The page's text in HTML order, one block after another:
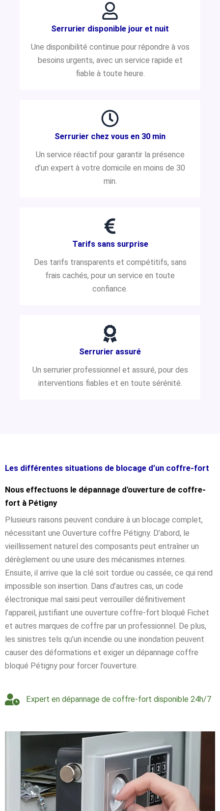
Serrurier disponible jour et nuit
Une disponibilité continue pour répondre à vos
besoins urgents, avec un service rapide et
fiable à toute heure.
Serrurier chez vous en 30 min
Un service réactif pour garantir la présence
d’un expert à votre domicile en moins de 30
min.
Tarifs sans surprise
Des tarifs transparents et compétitifs, sans
frais cachés, pour un service en toute
confiance.
Serrurier assuré
Un serrurier professionnel et assuré, pour des
interventions fiables et en toute sérénité.
Les différentes situations de blocage d’un coffre-fort
Nous effectuons le dépannage d'ouverture de coffre-
fort à Pétigny
Plusieurs raisons peuvent conduire à un blocage complet,
nécessitant une Ouverture coffre Pétigny. D’abord, le
vieillissement naturel des composants peut entraîner un
dérèglement ou une usure des mécanismes internes.
Ensuite, il arrive que la clé soit tordue ou cassée, ce qui rend
impossible son insertion. Dans d’autres cas, un code
électronique mal saisi peut verrouiller définitivement
l’appareil, justifiant une ouverture coffre-fort bloqué Fichet
et autres marques de coffre par un professionnel. De plus,
les sinistres tels qu’un incendie ou une inondation peuvent
causer des déformations et exiger un dépannage coffre
bloqué Pétigny pour forcer l’ouverture.
Expert en dépannage de coffre-fort disponible 24h/7